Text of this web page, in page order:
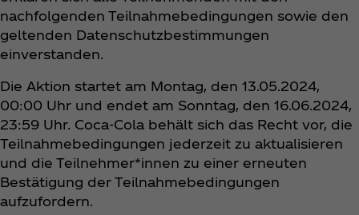
nachfolgenden Teilnahmebedingungen sowie den
geltenden Datenschutzbestimmungen
einverstanden.
Die Aktion startet am Montag, den 13.05.2024,
00:00 Uhr und endet am Sonntag, den 16.06.2024,
23:59 Uhr. Coca‑Cola behält sich das Recht vor, die
Teilnahmebedingungen jederzeit zu aktualisieren
und die Teilnehmer*innen zu einer erneuten
Bestätigung der Teilnahmebedingungen
aufzufordern.